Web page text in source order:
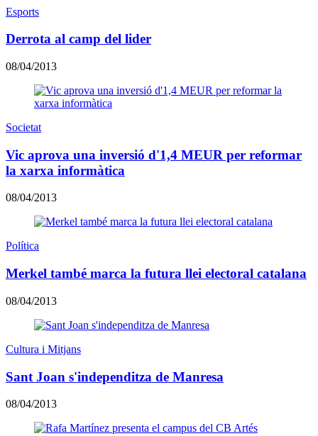
Esports
Derrota al camp del lider
08/04/2013
Societat
Vic aprova una inversió d'1,4 MEUR per reformar
la xarxa informàtica
08/04/2013
Política
Merkel també marca la futura llei electoral catalana
08/04/2013
Cultura i Mitjans
Sant Joan s'independitza de Manresa
08/04/2013